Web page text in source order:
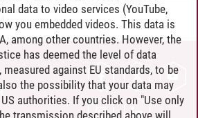
data to video services (YouTube,
you embedded videos. This data is
among other countries. However, the
has deemed the level of data
against EU standards, to be
the possibility that your data may
authorities. If you click on "Use only
transmission described above will